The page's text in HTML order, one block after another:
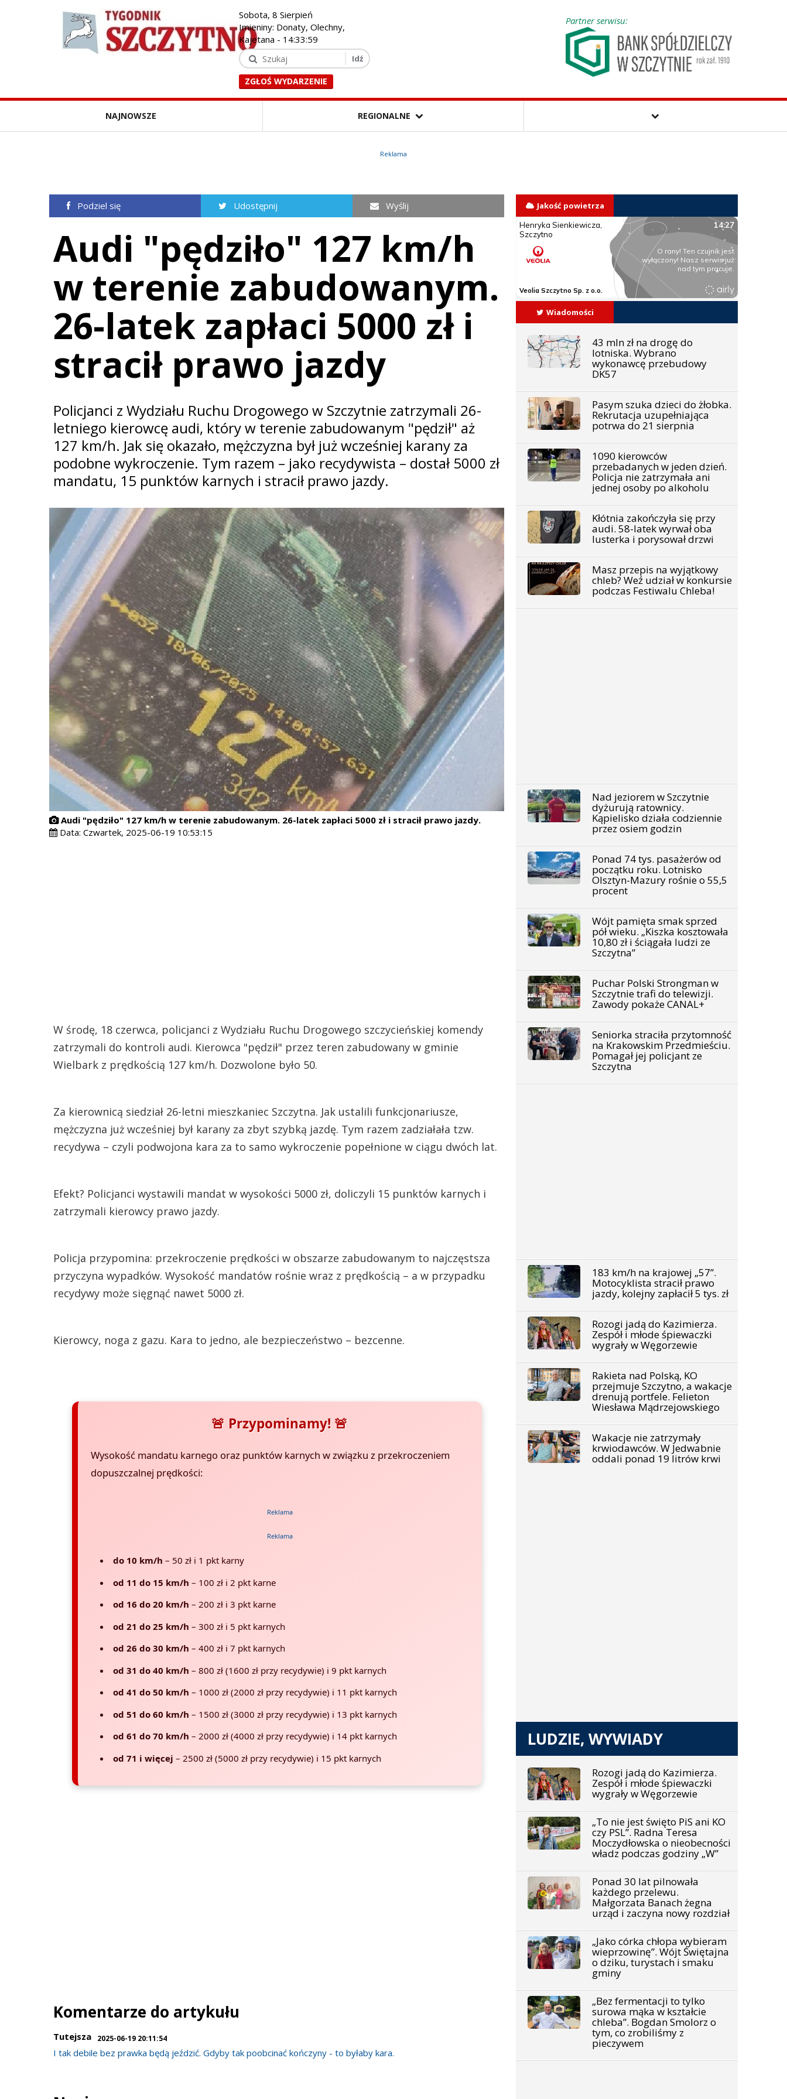
Sobota, 8 Sierpień
Imieniny: Donaty, Olechny,
Kajetana - 14:34:00
ZGŁOŚ WYDARZENIE
Partner serwisu:
NAJNOWSZE REGIONALNE
Reklama
Podziel się Udostępnij Wyślij
Audi "pędziło" 127 km/h
w terenie zabudowanym.
26-latek zapłaci 5000 zł i
stracił prawo jazdy
Policjanci z Wydziału Ruchu Drogowego w Szczytnie zatrzymali 26-
letniego kierowcę audi, który w terenie zabudowanym "pędził" aż
127 km/h. Jak się okazało, mężczyzna był już wcześniej karany za
podobne wykroczenie. Tym razem – jako recydywista – dostał 5000 zł
mandatu, 15 punktów karnych i stracił prawo jazdy.
Audi "pędziło" 127 km/h w terenie zabudowanym. 26-latek zapłaci 5000 zł i stracił prawo jazdy.
Data:Czwartek, 2025-06-19 10:53:15
W środę, 18 czerwca, policjanci z Wydziału Ruchu Drogowego szczycieńskiej komendy
zatrzymali do kontroli audi. Kierowca "pędził" przez teren zabudowany w gminie
Wielbark z prędkością 127 km/h. Dozwolone było 50.
Za kierownicą siedział 26-letni mieszkaniec Szczytna. Jak ustalili funkcjonariusze,
mężczyzna już wcześniej był karany za zbyt szybką jazdę. Tym razem zadziałała tzw.
recydywa – czyli podwojona kara za to samo wykroczenie popełnione w ciągu dwóch lat.
Efekt? Policjanci wystawili mandat w wysokości 5000 zł, doliczyli 15 punktów karnych i
zatrzymali kierowcy prawo jazdy.
Policja przypomina: przekroczenie prędkości w obszarze zabudowanym to najczęstsza
przyczyna wypadków. Wysokość mandatów rośnie wraz z prędkością – a w przypadku
recydywy może sięgnąć nawet 5000 zł.
Kierowcy, noga z gazu. Kara to jedno, ale bezpieczeństwo – bezcenne.
🚨 Przypominamy! 🚨
Wysokość mandatu karnego oraz punktów karnych w związku z przekroczeniem
dopuszczalnej prędkości:
Reklama
Reklama
do 10 km/h – 50 zł i 1 pkt karny
od 11 do 15 km/h – 100 zł i 2 pkt karne
od 16 do 20 km/h – 200 zł i 3 pkt karne
od 21 do 25 km/h – 300 zł i 5 pkt karnych
od 26 do 30 km/h – 400 zł i 7 pkt karnych
od 31 do 40 km/h – 800 zł (1600 zł przy recydywie) i 9 pkt karnych
od 41 do 50 km/h – 1000 zł (2000 zł przy recydywie) i 11 pkt karnych
od 51 do 60 km/h – 1500 zł (3000 zł przy recydywie) i 13 pkt karnych
od 61 do 70 km/h – 2000 zł (4000 zł przy recydywie) i 14 pkt karnych
od 71 i więcej – 2500 zł (5000 zł przy recydywie) i 15 pkt karnych
Komentarze do artykułu
Tutejsza 2025-06-19 20:11:54
I tak debile bez prawka będą jeździć. Gdyby tak poobcinać kończyny - to byłaby kara.
Jakość powietrza
Wiadomości
43 mln zł na drogę do
lotniska. Wybrano
wykonawcę przebudowy
DK57
Pasym szuka dzieci do żłobka.
Rekrutacja uzupełniająca
potrwa do 21 sierpnia
1090 kierowców
przebadanych w jeden dzień.
Policja nie zatrzymała ani
jednej osoby po alkoholu
Kłótnia zakończyła się przy
audi. 58-latek wyrwał oba
lusterka i porysował drzwi
Masz przepis na wyjątkowy
chleb? Weź udział w konkursie
podczas Festiwalu Chleba!
Nad jeziorem w Szczytnie
dyżurują ratownicy.
Kąpielisko działa codziennie
przez osiem godzin
Ponad 74 tys. pasażerów od
początku roku. Lotnisko
Olsztyn-Mazury rośnie o 55,5
procent
Wójt pamięta smak sprzed
pół wieku. „Kiszka kosztowała
10,80 zł i ściągała ludzi ze
Szczytna”
Puchar Polski Strongman w
Szczytnie trafi do telewizji.
Zawody pokaże CANAL+
Seniorka straciła przytomność
na Krakowskim Przedmieściu.
Pomagał jej policjant ze
Szczytna
183 km/h na krajowej „57”.
Motocyklista stracił prawo
jazdy, kolejny zapłacił 5 tys. zł
Rozogi jadą do Kazimierza.
Zespół i młode śpiewaczki
wygrały w Węgorzewie
Rakieta nad Polską, KO
przejmuje Szczytno, a wakacje
drenują portfele. Felieton
Wiesława Mądrzejowskiego
Wakacje nie zatrzymały
krwiodawców. W Jedwabnie
oddali ponad 19 litrów krwi
LUDZIE, WYWIADY
Rozogi jadą do Kazimierza.
Zespół i młode śpiewaczki
wygrały w Węgorzewie
„To nie jest święto PiS ani KO
czy PSL”. Radna Teresa
Moczydłowska o nieobecności
władz podczas godziny „W”
Ponad 30 lat pilnowała
każdego przelewu.
Małgorzata Banach żegna
urząd i zaczyna nowy rozdział
„Jako córka chłopa wybieram
wieprzowinę”. Wójt Świętajna
o dziku, turystach i smaku
gminy
„Bez fermentacji to tylko
surowa mąka w kształcie
chleba”. Bogdan Smolorz o
tym, co zrobiliśmy z
pieczywem